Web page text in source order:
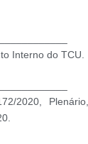
Interno do TCU.
2020,